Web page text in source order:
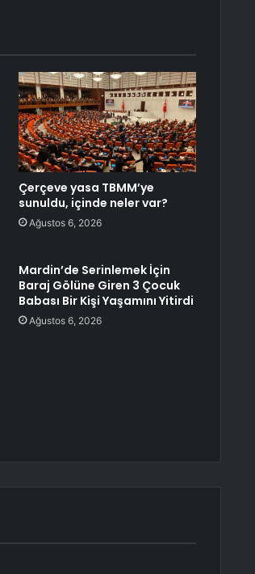
Çerçeve yasa TBMM’ye
sunuldu, içinde neler var?
Ağustos 6, 2026
Mardin’de Serinlemek İçin
Baraj Gölüne Giren 3 Çocuk
Babası Bir Kişi Yaşamını Yitirdi
Ağustos 6, 2026